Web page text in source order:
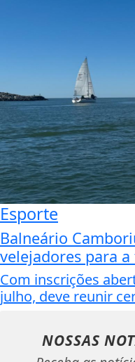
Esporte
Balneário
velejadores para
Com inscrições
julho, deve reunir
NOSSAS